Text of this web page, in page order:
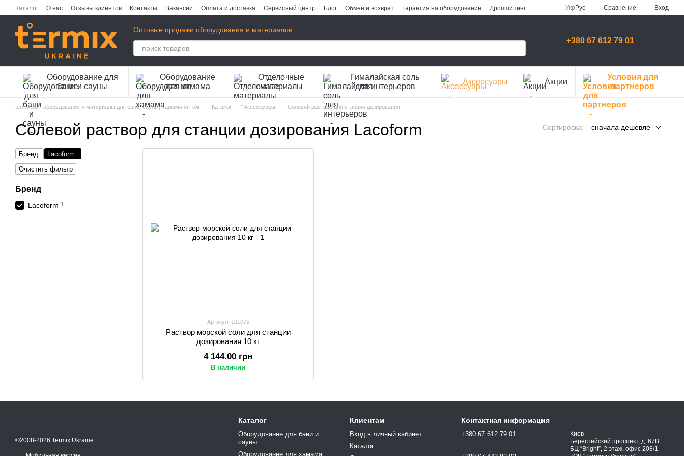
Перейти к основному контенту
Каталог О нас Отзывы клиентов Контакты Вакансии Оплата и доставка Сервисный центр Блог Обмен и возврат Гарантия на оборудование
Дропшипинг
Укр Рус Сравнение Вход
Оптовые продажи оборудования и материалов
+380 67 612 79 01
Оборудование для
бани и сауны
Оборудование
для хамама
Отделочные
материалы
Гималайская соль
для интерьеров
Аксессуары Акции
Условия для
партнеров
termix.ua - оборудование и материалы для бани, сауны, хамама оптом Каталог Аксессуары Солевой раствор для станции дозирования
Солевой раствор для станции дозирования Lacoform Сортировка: сначала дешевле
Артикул: 101075
Раствор морской соли для станции
дозирования 10 кг
4 144.00 грн
В наличии
Бренд:
Lacoform
Очистить фильтр
Бренд
Lacoform 1
©2008-2026 Termix Ukraine
Каталог
Оборудование для бани и
сауны
Оборудование для хамама
Клиентам
Вход в личный кабинет
Каталог
Контактная информация
+380 67 612 79 01
Киев
Берестейский проспект, д. 67В
БЦ “Bright”, 2 этаж, офис 208/1